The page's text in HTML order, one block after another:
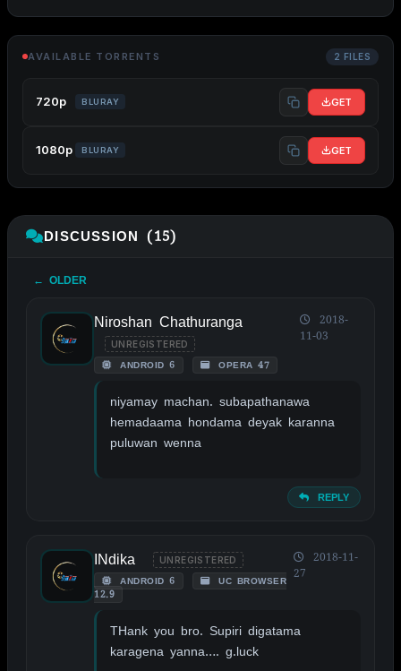
AVAILABLE TORRENTS 2 FILES
720p BLURAY GET
1080p BLURAY GET
DISCUSSION (15)
← OLDER
Niroshan Chathuranga
UNREGISTERED
ANDROID 6 OPERA 47
2018-
11-03
niyamay machan. subapathanawa
hemadaama hondama deyak karanna
puluwan wenna
REPLY
INdika UNREGISTERED
ANDROID 6
UC BROWSER
12.9
2018-11-
27
THank you bro. Supiri digatama
karagena yanna…. g.luck